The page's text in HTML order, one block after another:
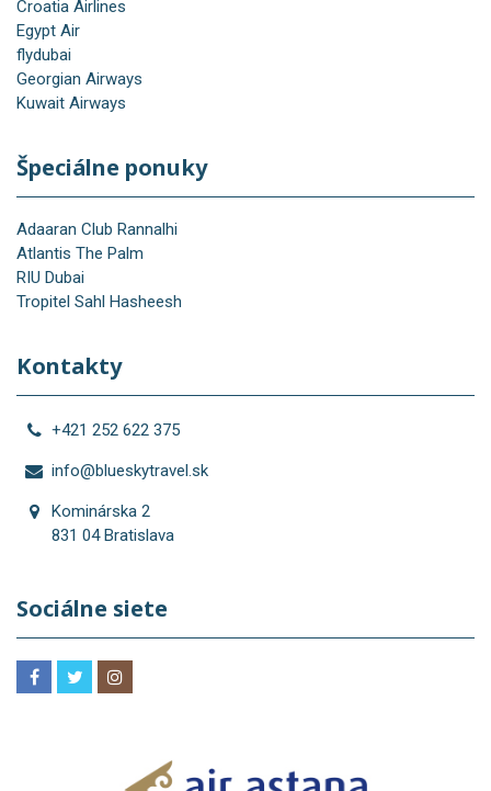
Croatia Airlines
Egypt Air
flydubai
Georgian Airways
Kuwait Airways
Špeciálne ponuky
Adaaran Club Rannalhi
Atlantis The Palm
RIU Dubai
Tropitel Sahl Hasheesh
Kontakty
+421 252 622 375
info@blueskytravel.sk
Kominárska 2
831 04 Bratislava
Sociálne siete